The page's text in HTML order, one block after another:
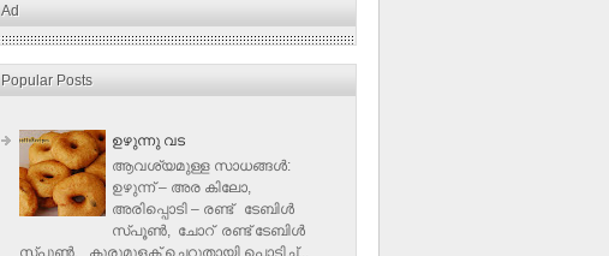
Ad
Popular Posts
ഉഴുന്നു വട
ആവശ്യമുള്ള സാധങ്ങൾ:
ഉഴുന്ന് – അര കിലോ,
അരിപ്പൊടി – രണ്ട് ടേബിൾ
സ്പൂൺ, ചോറ് രണ്ട് ടേബിള്‍
സ്പൂണ്‍, കുരുമുളക് ചെറുതായി പൊടിച്...